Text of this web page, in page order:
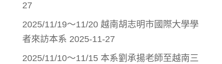
27
2025/11/19～11/20 越南胡志明市國際大學學
者來訪本系 2025-11-27
2025/11/10～11/15 本系劉承揚老師至越南三